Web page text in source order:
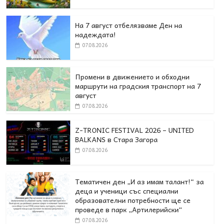
На 7 август отбелязваме Ден на
надеждата!
07.08.2026
Промени в движението и обходни
маршрути на градския транспорт на 7
август
07.08.2026
Z-TRONIC FESTIVAL 2026 – UNITED
BALKANS в Стара Загора
07.08.2026
Тематичен ден „И аз имам талант!“ за
деца и ученици със специални
образователни потребности ще се
проведе в парк „Артилерийски“
07.08.2026